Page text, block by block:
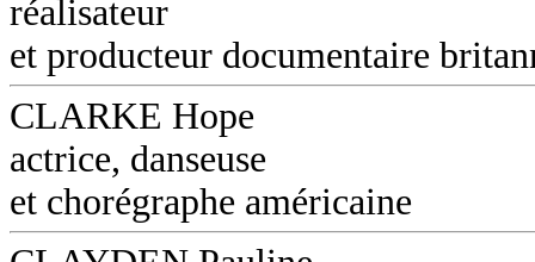
réalisateur
et producteur documentaire
CLARKE Hope
actrice, danseuse
et chorégraphe américaine